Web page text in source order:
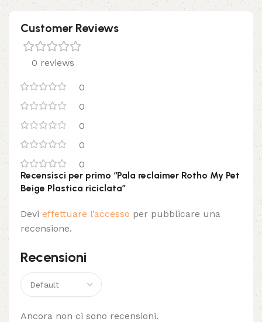
Customer Reviews
0 reviews
0
0
0
0
0
Recensioni
Ancora non ci sono recensioni.
Recensisci per primo “Pala reclaimer Rotho My Pet
Beige Plastica riciclata”
Devi effettuare l’accesso per pubblicare una
recensione.